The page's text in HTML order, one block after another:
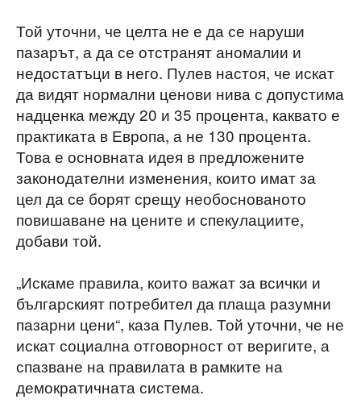
Той уточни, че целта не е да се наруши
пазарът, а да се отстранят аномалии и
недостатъци в него. Пулев настоя, че искат
да видят нормални ценови нива с допустима
надценка между 20 и 35 процента, каквато е
практиката в Европа, а не 130 процента.
Това е основната идея в предложените
законодателни изменения, които имат за
цел да се борят срещу необоснованото
повишаване на цените и спекулациите,
добави той.
„Искаме правила, които важат за всички и
българският потребител да плаща разумни
пазарни цени“, каза Пулев. Той уточни, че не
искат социална отговорност от веригите, а
спазване на правилата в рамките на
демократичната система.